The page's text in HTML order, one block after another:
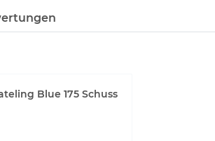
Blue 175 Schuss